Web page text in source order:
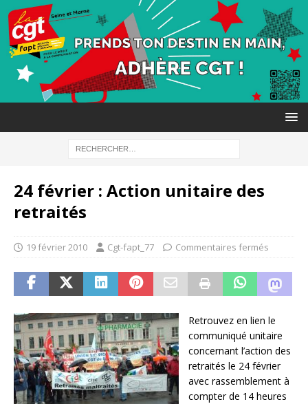
24 février : Action unitaire des
retraités
19 février 2010 Cgt-fapt_77 Commentaires fermés
Retrouvez en lien le
communiqué unitaire
concernant l’action des
retraités le 24 février
avec rassemblement à
compter de 14 heures